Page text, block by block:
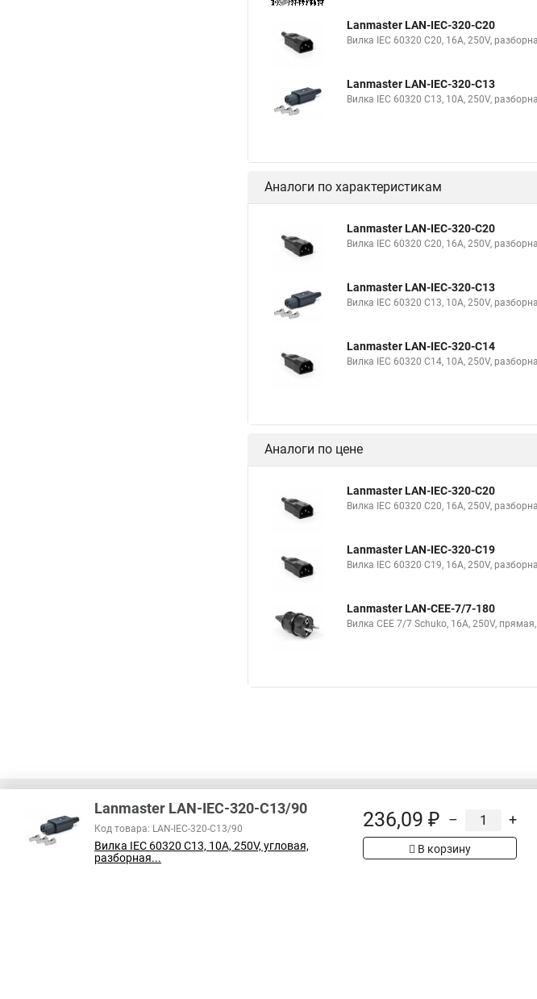
Lanmaster LAN-IEC-320-C20
Вилка IEC 60320 C20, 16A, 250V,
Lanmaster LAN-IEC-320-C13
Вилка IEC 60320 C13, 10A, 250V,
Аналоги по характеристикам
Lanmaster LAN-IEC-320-C20
Вилка IEC 60320 C20, 16A, 250V,
Lanmaster LAN-IEC-320-C13
Вилка IEC 60320 C13, 10A, 250V,
Lanmaster LAN-IEC-320-C14
Вилка IEC 60320 C14, 10A, 250V,
Аналоги по цене
Lanmaster LAN-IEC-320-C20
Вилка IEC 60320 C20, 16A, 250V,
Lanmaster LAN-IEC-320-C19
Вилка IEC 60320 C19, 16A, 250V,
Lanmaster LAN-CEE-7/7-180
Вилка CEE 7/7 Schuko, 16A, 250V,
В соответствии с пунктом 2 статьи 437 ГК РФ, вся информация о товарах на сайте имеет
справочный характер и не является публичной офертой. При покупке проверяйте товар
Lanmaster LAN-IEC-320-C13/90
Код товара: LAN-IEC-320-C13/90
Вилка IEC 60320 C13, 10A, 250V, угловая,
разборная...
236,09 ₽ – +
В корзину